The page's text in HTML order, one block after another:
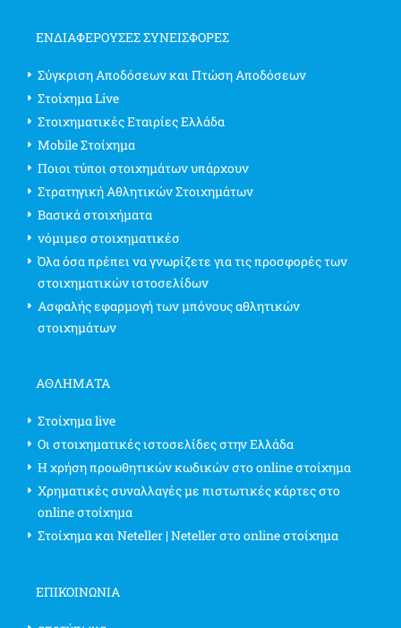
ΕΝΔΙΑΦΈΡΟΥΣΕΣ ΣΥΝΕΙΣΦΟΡΈΣ
Σύγκριση Αποδόσεων και Πτώση Αποδόσεων
Στοίχημα Live
Στοιχηματικές Εταιρίες Ελλάδα
Mobile Στοίχημα
Ποιοι τύποι στοιχημάτων υπάρχουν
Στρατηγική Αθλητικών Στοιχημάτων
Βασικά στοιχήματα
νόμιμεσ στοιχηματικέσ
Όλα όσα πρέπει να γνωρίζετε για τις προσφορές των
στοιχηματικών ιστοσελίδων
Ασφαλής εφαρμογή των μπόνους αθλητικών
στοιχημάτων
ΑΘΛΗΜΑΤΑ
Στοίχημα live
Οι στοιχηματικές ιστοσελίδες στην Ελλάδα
Η χρήση προωθητικών κωδικών στο online στοίχημα
Χρηματικές συναλλαγές με πιστωτικές κάρτες στο
online στοίχημα
Στοίχημα και Neteller | Neteller στο online στοίχημα
ΕΠΙΚΟΙΝΩΝΊΑ